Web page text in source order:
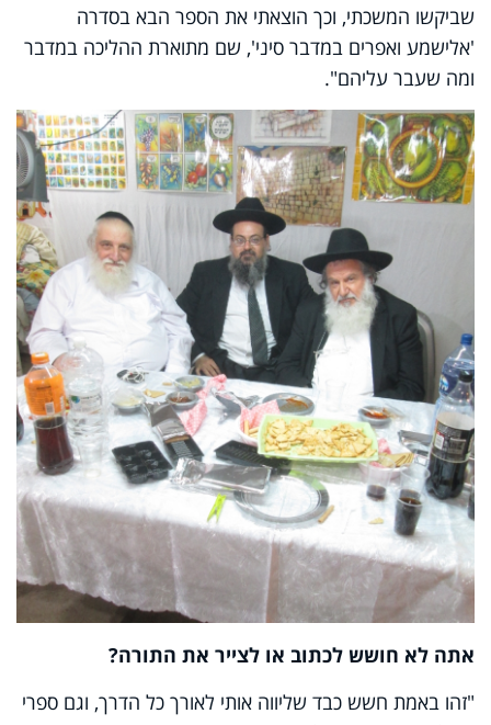
שביקשו המשכתי, וכך הוצאתי את הספר הבא בסדרה
'אלישמע ואפרים במדבר סיני', שם מתוארת ההליכה במדבר
ומה שעבר עליהם".
אתה לא חושש לכתוב או לצייר את התורה?
"זהו באמת חשש כבד שליווה אותי לאורך כל הדרך, וגם ספרי